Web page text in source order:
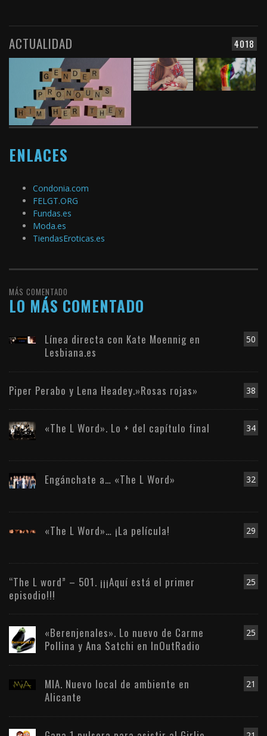
4018
ACTUALIDAD
ENLACES
Condonia.com
FELGT.ORG
Fundas.es
Moda.es
TiendasEroticas.es
MÁS COMENTADO
LO MÁS COMENTADO
50
Línea directa con Kate Moennig en
Lesbiana.es
38
Piper Perabo y Lena Headey.»Rosas rojas»
34
«The L Word». Lo + del capítulo final
32
Engánchate a… «The L Word»
29
«The L Word»… ¡La película!
25
“The L word” – 501. ¡¡¡Aquí está el primer
episodio!!!
25
«Berenjenales». Lo nuevo de Carme
Pollina y Ana Satchi en InOutRadio
21
MIA. Nuevo local de ambiente en
Alicante